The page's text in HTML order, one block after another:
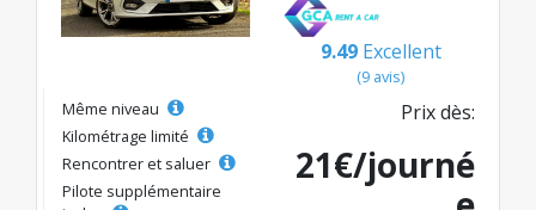
9.49 Excellent
(9 avis)
Même niveau
Kilométrage limité
Rencontrer et saluer
Pilote supplémentaire
Prix dès:
21€/journé